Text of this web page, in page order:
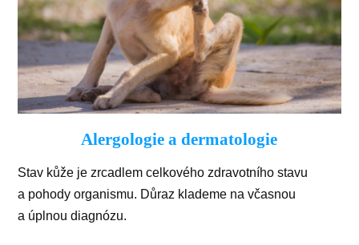
Alergologie a dermatologie
Stav kůže je zrcadlem celkového zdravotního stavu
a pohody organismu. Důraz klademe na včasnou
a úplnou diagnózu.